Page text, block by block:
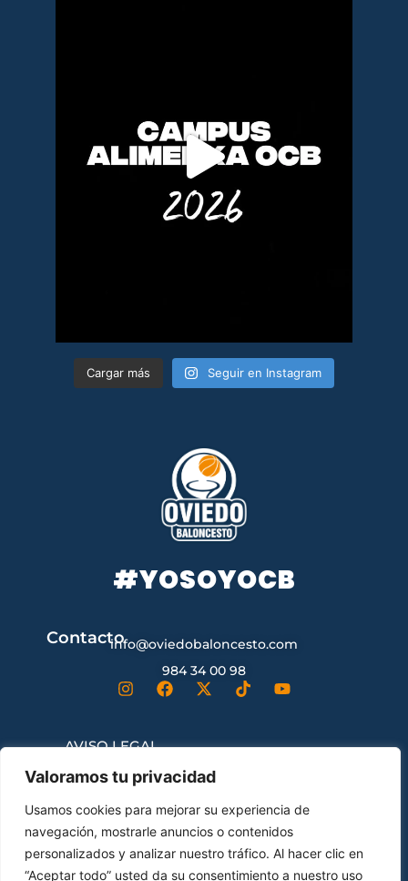
Valoramos tu privacidad
Usamos cookies para mejorar su experiencia de
navegación, mostrarle anuncios o contenidos
personalizados y analizar nuestro tráfico. Al hacer clic en
“Aceptar todo” usted da su consentimiento a nuestro uso
Cargar más Seguir en Instagram
#YOSOYOCB
Contactoinfo@oviedobaloncesto.com
984 34 00 98
AVISO LEGAL
CONTRATACIÓN
ENVÍOS Y DEVOLUCIONES